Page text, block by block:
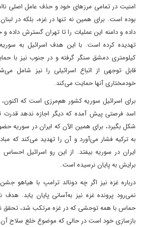
امنیت در تمامی مرزهای خود و حذف عامل اصلی
بوده است. برای همین نه تنها در غزه، بلکه در
داده و دامنه این عملیات را تا تهران گسترش داده
کیلومتری دمشق سنگر گرفته و در جنوب نیز با
قابل توجهی از اتباع اسرائیلی را نیز شامل
خودمختاری آنها حمایت می‌کند.
برای اسرائیل سوریه کشور هم‌مرزی است که
اسد فرصتی پیش آمده که دیگر اجازه ندهد قدرت
شکل بگیرد، برای همین الآن که ایران در سوریه
به ترکیه فشار می‌آورد و آن را تهدید می‌کند که
ایران در سوریه بیفتد. از این رو اسرائیل
برایش به پایان نرسیده است.
درباره غزه نیز اگر چه دونالد ترامپ با هیاهو
نمی‌رود پرونده غزه نیز به‌آسانی پایان یابد. هدف
حماس با همه توحشی که در غزه مرتکب شد، تحقق
بازسازی خود است در حالی که موضوع خلع سلاح آن